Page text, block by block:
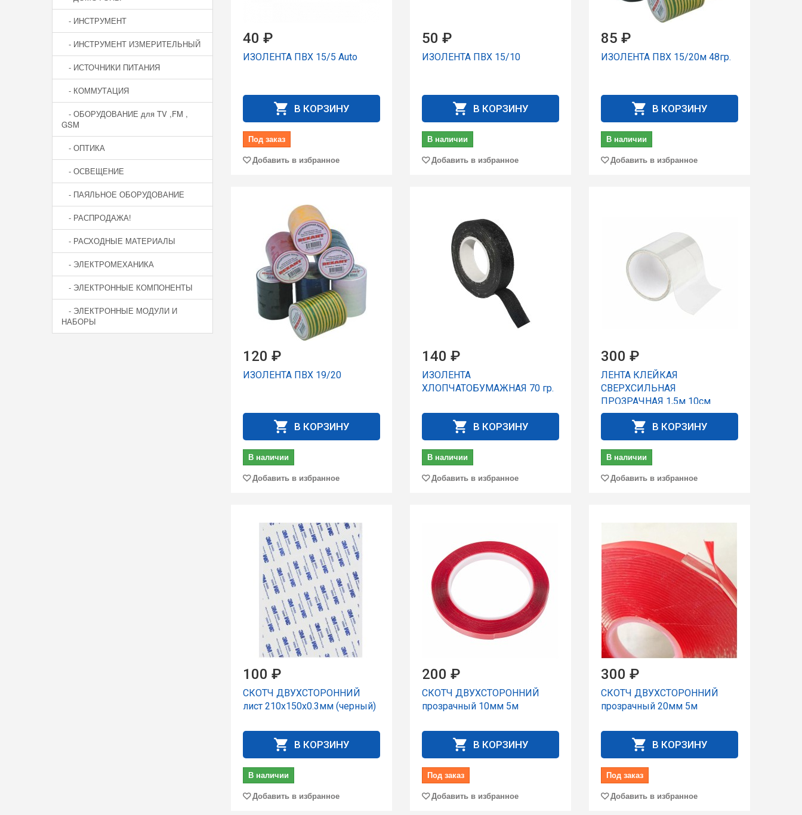
- ИНСТРУМЕНТ
- ИНСТРУМЕНТ ИЗМЕРИТЕЛЬНЫЙ
- ИСТОЧНИКИ ПИТАНИЯ
- КОММУТАЦИЯ
- ОБОРУДОВАНИЕ для TV ,FM ,
GSM
- ОПТИКА
- ОСВЕЩЕНИЕ
- ПАЯЛЬНОЕ ОБОРУДОВАНИЕ
- РАСПРОДАЖА!
- РАСХОДНЫЕ МАТЕРИАЛЫ
- ЭЛЕКТРОМЕХАНИКА
- ЭЛЕКТРОННЫЕ КОМПОНЕНТЫ
- ЭЛЕКТРОННЫЕ МОДУЛИ И
НАБОРЫ
40 ₽
ИЗОЛЕНТА ПВХ 15/5 Auto
В КОРЗИНУ
Под заказ
Добавить в избранное
50 ₽
ИЗОЛЕНТА ПВХ 15/10
В КОРЗИНУ
В наличии
Добавить в избранное
85 ₽
ИЗОЛЕНТА ПВХ 15/20м 48гр.
В КОРЗИНУ
В наличии
Добавить в избранное
120 ₽
ИЗОЛЕНТА ПВХ 19/20
В КОРЗИНУ
В наличии
Добавить в избранное
140 ₽
ИЗОЛЕНТА
ХЛОПЧАТОБУМАЖНАЯ 70 гp.
В КОРЗИНУ
В наличии
Добавить в избранное
300 ₽
ЛЕНТА КЛЕЙКАЯ
СВЕРХСИЛЬНАЯ
ПРОЗРАЧНАЯ 1,5м 10см
В КОРЗИНУ
В наличии
Добавить в избранное
100 ₽
СКОТЧ ДВУХСТОРОННИЙ
лист 210x150x0.3мм (черный)
В КОРЗИНУ
В наличии
Добавить в избранное
200 ₽
СКОТЧ ДВУХСТОРОННИЙ
прозрачный 10мм 5м
В КОРЗИНУ
Под заказ
Добавить в избранное
300 ₽
СКОТЧ ДВУХСТОРОННИЙ
прозрачный 20мм 5м
В КОРЗИНУ
Под заказ
Добавить в избранное